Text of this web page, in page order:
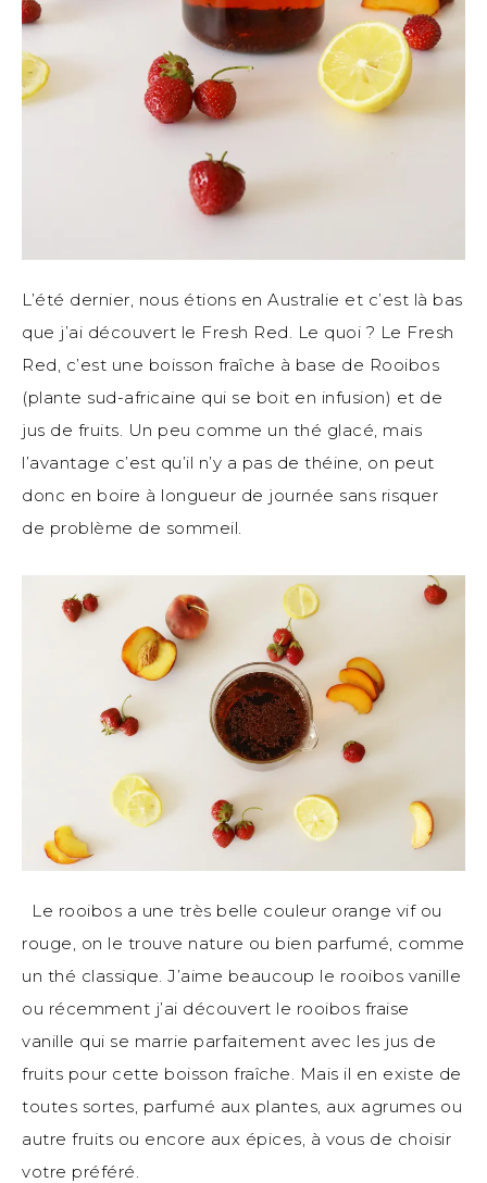
L’été dernier, nous étions en Australie et c’est là bas
que j’ai découvert le Fresh Red. Le quoi ? Le Fresh
Red, c’est une boisson fraîche à base de Rooibos
(plante sud-africaine qui se boit en infusion) et de
jus de fruits. Un peu comme un thé glacé, mais
l’avantage c’est qu’il n’y a pas de théine, on peut
donc en boire à longueur de journée sans risquer
de problème de sommeil.
Le rooibos a une très belle couleur orange vif ou
rouge, on le trouve nature ou bien parfumé, comme
un thé classique. J’aime beaucoup le rooibos vanille
ou récemment j’ai découvert le rooibos fraise
vanille qui se marrie parfaitement avec les jus de
fruits pour cette boisson fraîche. Mais il en existe de
toutes sortes, parfumé aux plantes, aux agrumes ou
autre fruits ou encore aux épices, à vous de choisir
votre préféré.